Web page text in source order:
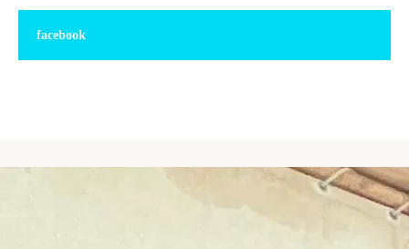
facebook